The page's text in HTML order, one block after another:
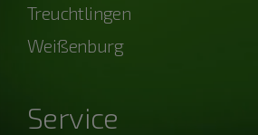
Treuchtlingen
Weißenburg
Service